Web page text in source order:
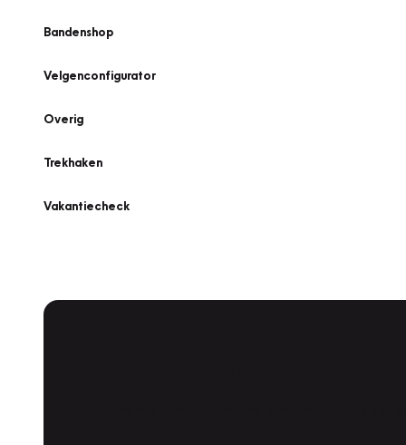
Bandenshop
Velgenconfigurator
Overig
Trekhaken
Vakantiecheck